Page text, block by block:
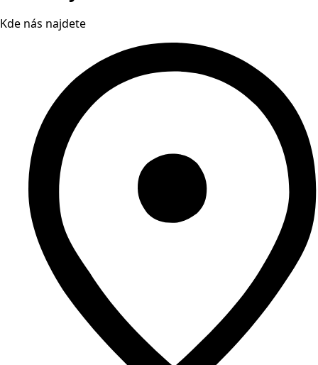
Kde nás najdete